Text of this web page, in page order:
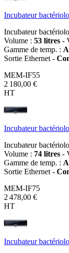
Incubateur
Incubateur
Volume : 53 litres -
Gamme de temp. :
Sortie Ethernet -
MEM-IF55
2 180,00 €
HT
Incubateur
Incubateur
Volume : 74 litres -
Gamme de temp. :
Sortie Ethernet -
MEM-IF75
2 478,00 €
HT
Incubateur